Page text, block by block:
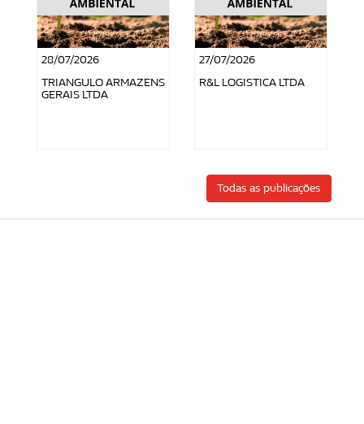
28/07/2026
TRIANGULO ARMAZENS
GERAIS LTDA
27/07/2026
R&L LOGISTICA LTDA
Todas as publicações